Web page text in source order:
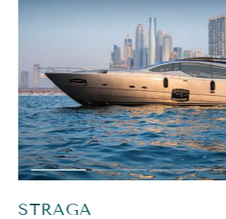
STRAGA